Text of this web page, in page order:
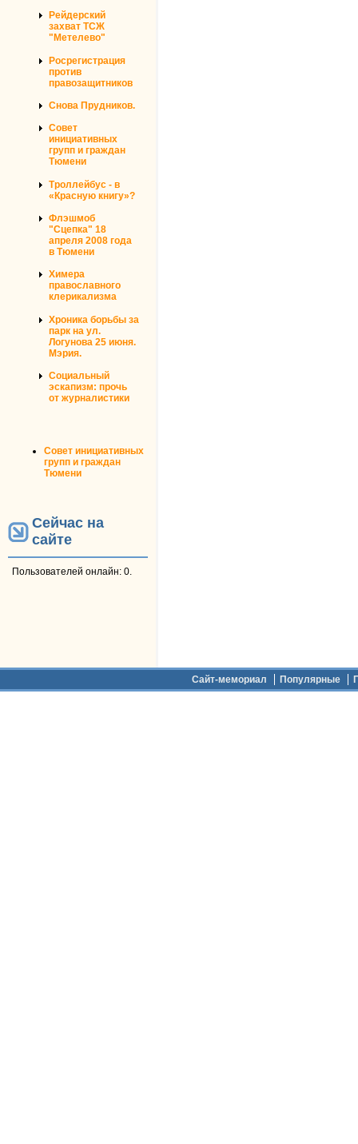
Рейдерский
захват ТСЖ
"Метелево"
Росрегистрация
против
правозащитников
Снова Прудников.
Совет
инициативных
групп и граждан
Тюмени
Троллейбус - в
«Красную книгу»?
Флэшмоб
"Сцепка" 18
апреля 2008 года
в Тюмени
Химера
православного
клерикализма
Хроника борьбы за
парк на ул.
Логунова 25 июня.
Мэрия.
Социальный
эскапизм: прочь
от журналистики
Совет инициативных
групп и граждан
Тюмени
Сейчас на
сайте
Пользователей онлайн: 0.
Сайт-мемориал Популярные